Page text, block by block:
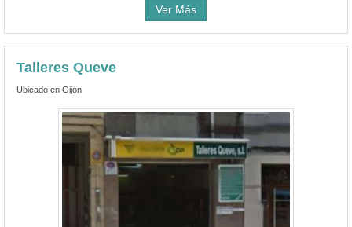
Ver Más
Talleres Queve
Ubicado en Gijón